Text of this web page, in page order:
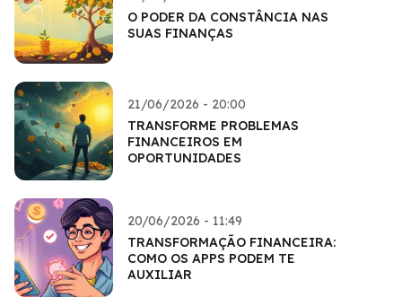
O PODER DA CONSTÂNCIA NAS
SUAS FINANÇAS
21/06/2026 - 20:00
TRANSFORME PROBLEMAS
FINANCEIROS EM
OPORTUNIDADES
20/06/2026 - 11:49
TRANSFORMAÇÃO FINANCEIRA:
COMO OS APPS PODEM TE
AUXILIAR